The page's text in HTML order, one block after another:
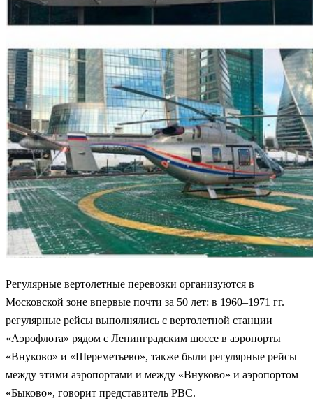
Регулярные вертолетные перевозки организуются в
Московской зоне впервые почти за 50 лет: в 1960–1971 гг.
регулярные рейсы выполнялись с вертолетной станции
«Аэрофлота» рядом с Ленинградским шоссе в аэропорты
«Внуково» и «Шереметьево», также были регулярные рейсы
между этими аэропортами и между «Внуково» и аэропортом
«Быково», говорит представитель РВС.